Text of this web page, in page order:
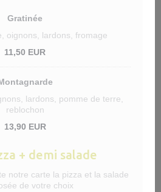
Gratinée
oignons, lardons, fromage
11,50 EUR
lardons, pomme de terre,
reblochon
13,90 EUR
+ demi salade
notre carte la pizza et la salade
de votre choix